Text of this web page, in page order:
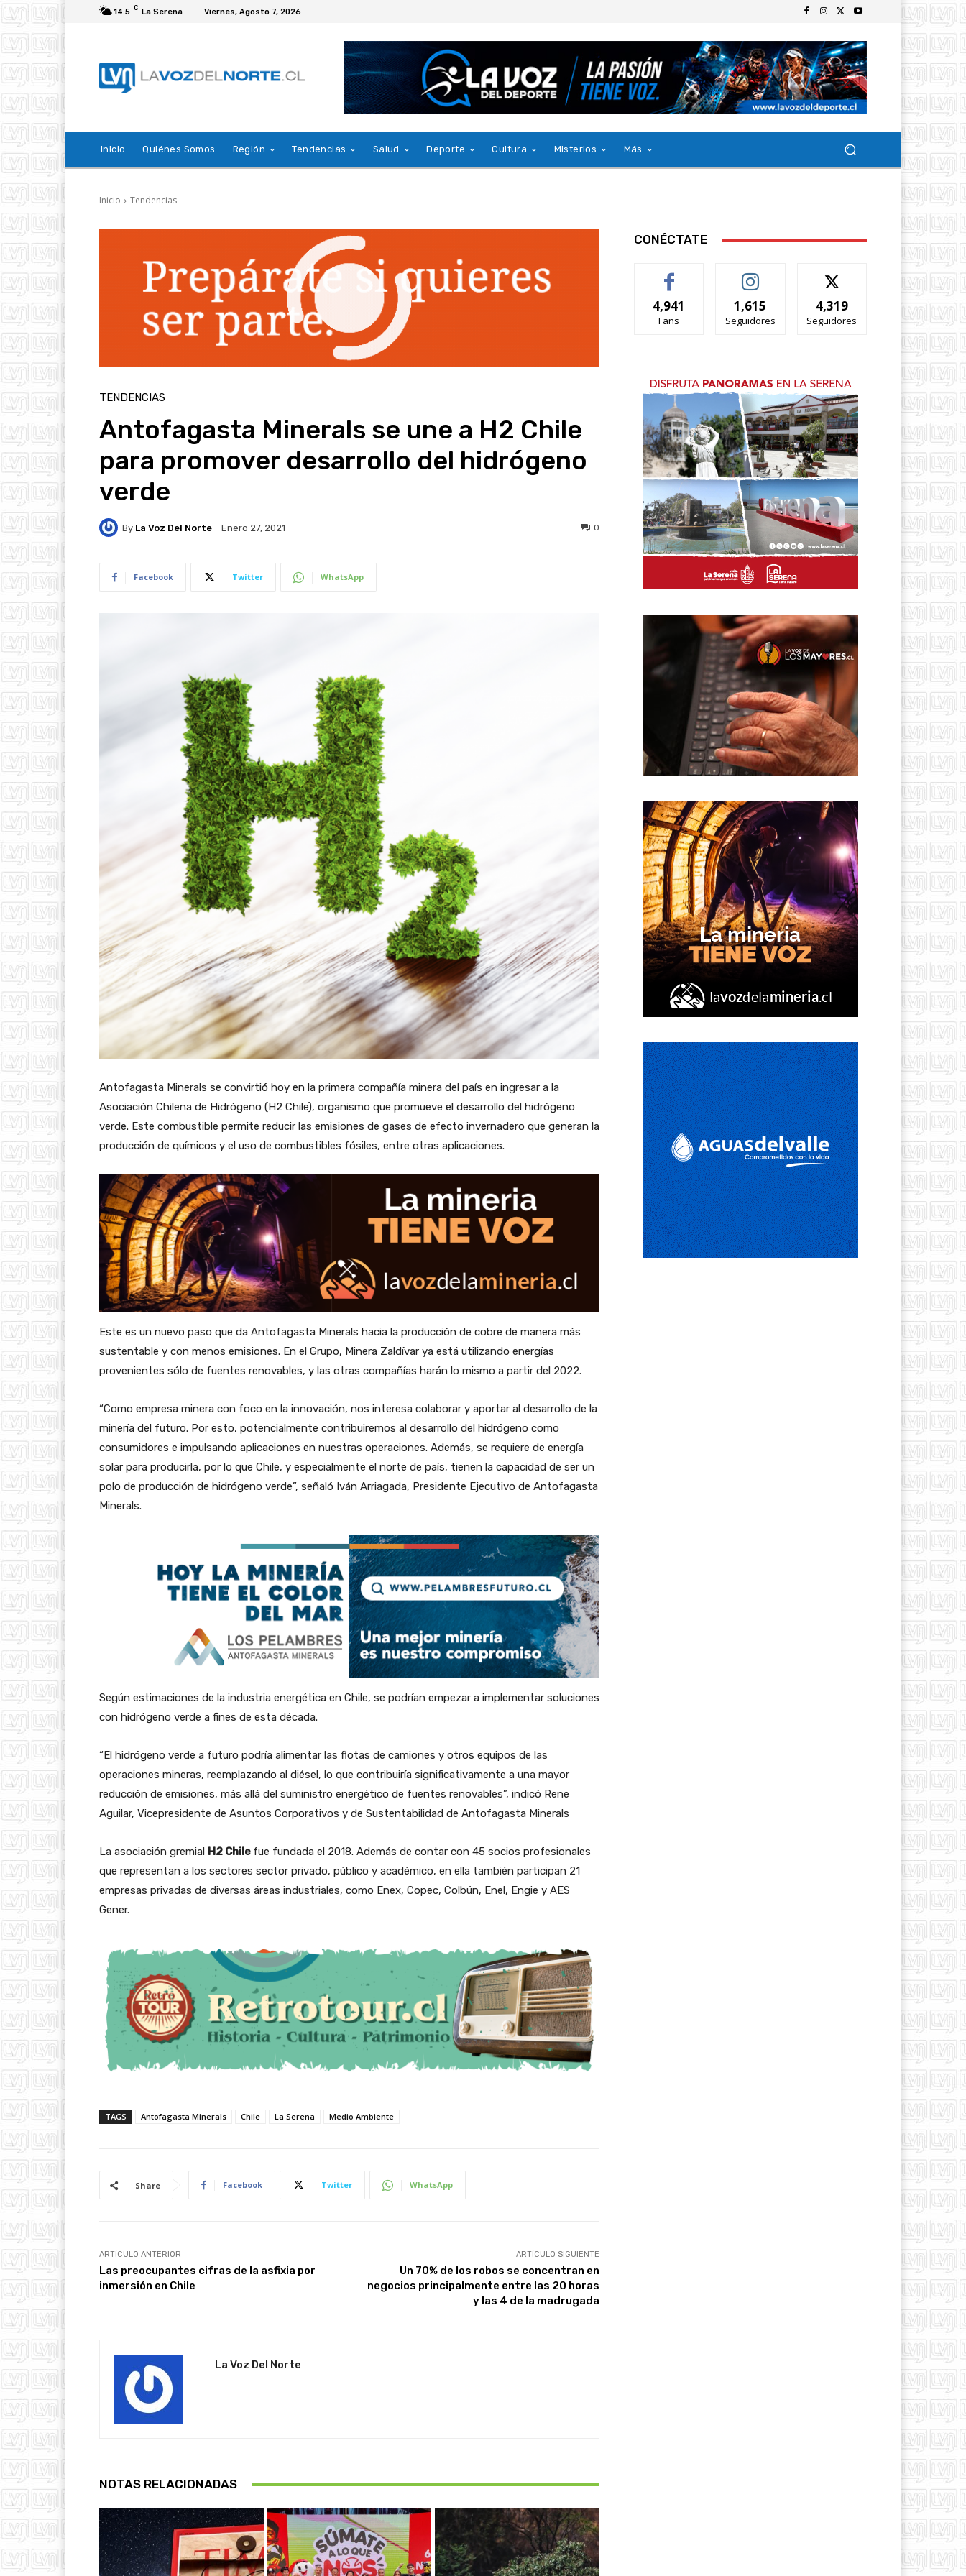
14.5 C La Serena Viernes, Agosto 7, 2026
Inicio Quiénes Somos Región Tendencias Salud Deporte Cultura Misterios Más
Inicio Tendencias
TENDENCIAS
Antofagasta Minerals se une a H2 Chile
para promover desarrollo del hidrógeno
verde
By La Voz Del Norte Enero 27, 2021 0
Facebook Twitter WhatsApp
Antofagasta Minerals se convirtió hoy en la primera compañía minera del país en ingresar a la
Asociación Chilena de Hidrógeno (H2 Chile), organismo que promueve el desarrollo del hidrógeno
verde. Este combustible permite reducir las emisiones de gases de efecto invernadero que generan la
producción de químicos y el uso de combustibles fósiles, entre otras aplicaciones.
Este es un nuevo paso que da Antofagasta Minerals hacia la producción de cobre de manera más
sustentable y con menos emisiones. En el Grupo, Minera Zaldívar ya está utilizando energías
provenientes sólo de fuentes renovables, y las otras compañías harán lo mismo a partir del 2022.
“Como empresa minera con foco en la innovación, nos interesa colaborar y aportar al desarrollo de la
minería del futuro. Por esto, potencialmente contribuiremos al desarrollo del hidrógeno como
consumidores e impulsando aplicaciones en nuestras operaciones. Además, se requiere de energía
solar para producirla, por lo que Chile, y especialmente el norte de país, tienen la capacidad de ser un
polo de producción de hidrógeno verde”, señaló Iván Arriagada, Presidente Ejecutivo de Antofagasta
Minerals.
Según estimaciones de la industria energética en Chile, se podrían empezar a implementar soluciones
con hidrógeno verde a fines de esta década.
“El hidrógeno verde a futuro podría alimentar las flotas de camiones y otros equipos de las
operaciones mineras, reemplazando al diésel, lo que contribuiría significativamente a una mayor
reducción de emisiones, más allá del suministro energético de fuentes renovables”, indicó Rene
Aguilar, Vicepresidente de Asuntos Corporativos y de Sustentabilidad de Antofagasta Minerals
La asociación gremial H2 Chile fue fundada el 2018. Además de contar con 45 socios profesionales
que representan a los sectores sector privado, público y académico, en ella también participan 21
empresas privadas de diversas áreas industriales, como Enex, Copec, Colbún, Enel, Engie y AES
Gener.
TAGS Antofagasta Minerals Chile La Serena Medio Ambiente
Share Facebook Twitter WhatsApp
ARTÍCULO ANTERIOR
Las preocupantes cifras de la asfixia por
inmersión en Chile
ARTÍCULO SIGUIENTE
Un 70% de los robos se concentran en
negocios principalmente entre las 20 horas
y las 4 de la madrugada
La Voz Del Norte
NOTAS RELACIONADAS
CONÉCTATE
4,941
Fans
1,615
Seguidores
4,319
Seguidores